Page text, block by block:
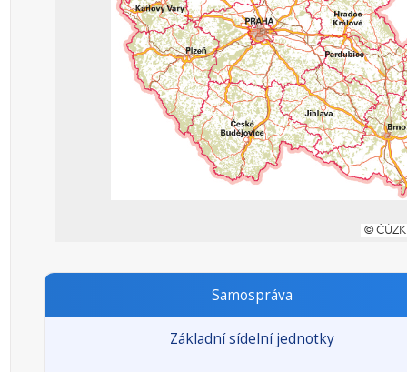
Samospráva
Základní sídelní jednotky